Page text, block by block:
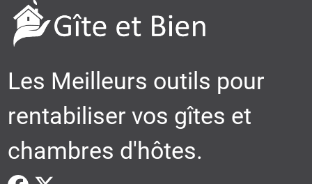
Les Meilleurs outils pour
rentabiliser vos gîtes et
chambres d'hôtes.